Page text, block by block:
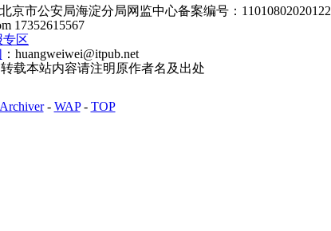
北京市公安局海淀分局网监中心备案编号：11010802020122
17352615567
专区
：huangweiwei@itpub.net
载本站内容请注明原作者名及出处
Archiver- WAP- TOP